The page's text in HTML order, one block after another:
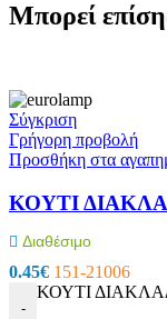
Μπορεί
Σύγκριση
Γρήγορη προβολή
Προσθήκη στα
ΚΟΥΤΙ
Διαθέσιμο
0.45€ 151-21006
-
ΚΟΥΤΙ